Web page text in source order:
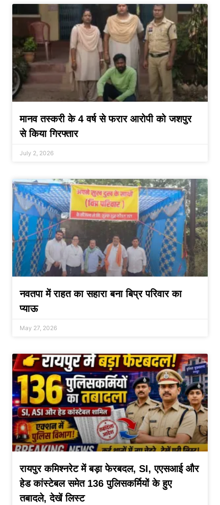
मानव तस्करी के 4 वर्ष से फरार आरोपी को जशपुर
से किया गिरफ्तार
July 2, 2026
नवतपा में राहत का सहारा बना बिप्र परिवार का
प्याऊ
May 27, 2026
रायपुर कमिश्नरेट में बड़ा फेरबदल, SI, एएसआई और
हेड कांस्टेबल समेत 136 पुलिसकर्मियों के हुए
तबादले, देखें लिस्ट